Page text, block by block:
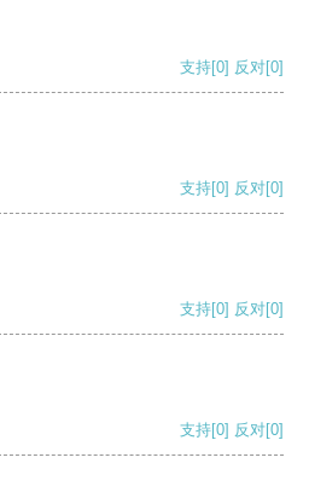
支持[0] 反对[0]
支持[0] 反对[0]
支持[0] 反对[0]
支持[0] 反对[0]